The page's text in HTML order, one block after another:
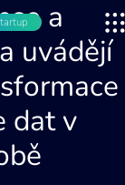
a
uvádějí
dat v